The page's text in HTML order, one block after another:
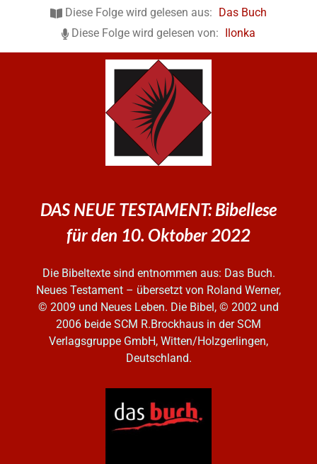
Diese Folge wird gelesen aus:
Das Buch
Diese Folge wird gelesen von:
Ilonka
DAS NEUE TESTAMENT: Bibellese
für den 10. Oktober 2022
Die Bibeltexte sind entnommen aus: Das Buch.
Neues Testament – übersetzt von Roland Werner,
© 2009 und Neues Leben. Die Bibel, © 2002 und
2006 beide SCM R.Brockhaus in der SCM
Verlagsgruppe GmbH, Witten/Holzgerlingen,
Deutschland.